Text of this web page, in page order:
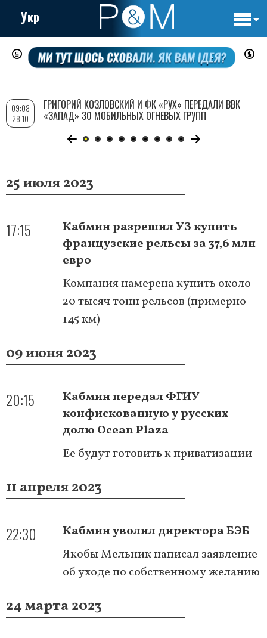
Перейти
содержанию
Укр
25 июля 2023
17:15
Кабмин разрешил УЗ купить
французские рельсы за 37,6 млн
евро
Компания намерена купить около
20 тысяч тонн рельсов (примерно
145 км)
09 июня 2023
20:15
Кабмин передал ФГИУ
конфискованную у русских
долю Ocean Plaza
Ее будут готовить к приватизации
11 апреля 2023
22:30
Кабмин уволил директора БЭБ
Якобы Мельник написал заявление
об уходе по собственному желанию
24 марта 2023
09:08
28.10
ГРИГОРИЙ КОЗЛОВСКИЙ И ФК «РУХ» ПЕРЕДАЛИ ВВК
«ЗАПАД» 30 МОБИЛЬНЫХ ОГНЕВЫХ ГРУПП